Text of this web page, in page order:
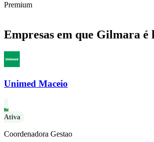
Premium
Empresas em que Gilmara é
Unimed Maceio
Ativa
Coordenadora Gestao